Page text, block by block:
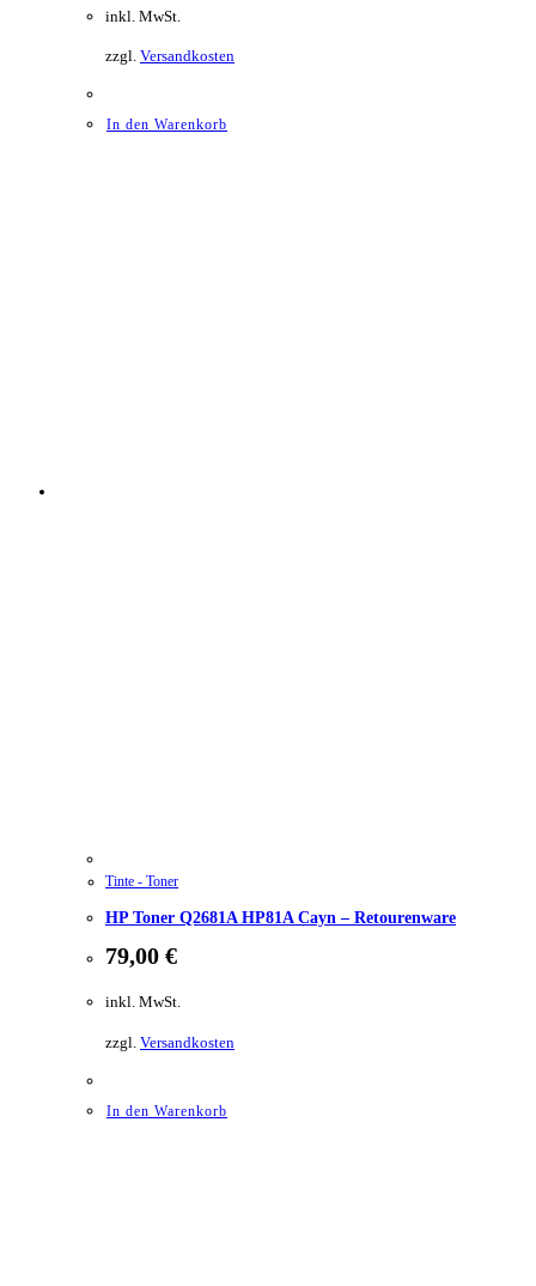
inkl. MwSt.
zzgl. Versandkosten
In den Warenkorb
Tinte - Toner
HP Toner Q2681A HP81A Cayn – Retourenware
79,00 €
inkl. MwSt.
zzgl. Versandkosten
In den Warenkorb